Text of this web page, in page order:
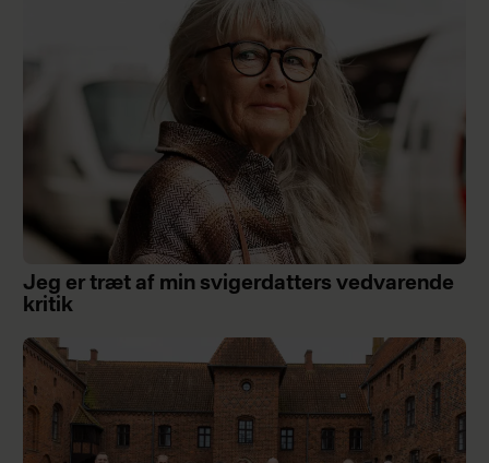
Jeg er træt af min svigerdatters vedvarende
kritik